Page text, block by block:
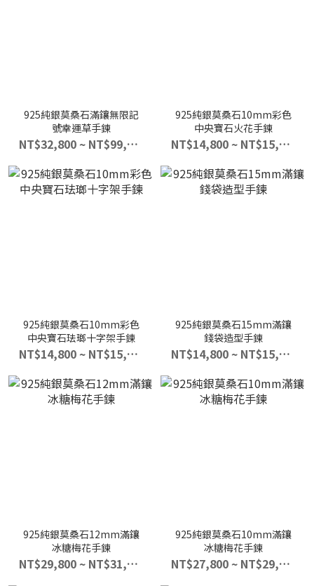
925純銀莫桑石滿鑲無限記
號幸運草手鍊
NT$32,800 ~ NT$99,999
925純銀莫桑石10mm彩色
中央寶石火花手鍊
NT$14,800 ~ NT$15,800
925純銀莫桑石10mm彩色
中央寶石珐瑯十字架手鍊
NT$14,800 ~ NT$15,800
925純銀莫桑石15mm滿鑲
錢袋造型手鍊
NT$14,800 ~ NT$15,800
925純銀莫桑石12mm滿鑲
冰糖梅花手鍊
NT$29,800 ~ NT$31,800
925純銀莫桑石10mm滿鑲
冰糖梅花手鍊
NT$27,800 ~ NT$29,800